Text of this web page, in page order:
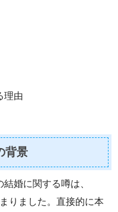
理由
背景
婚に関する噂は、
りました。直接的に本